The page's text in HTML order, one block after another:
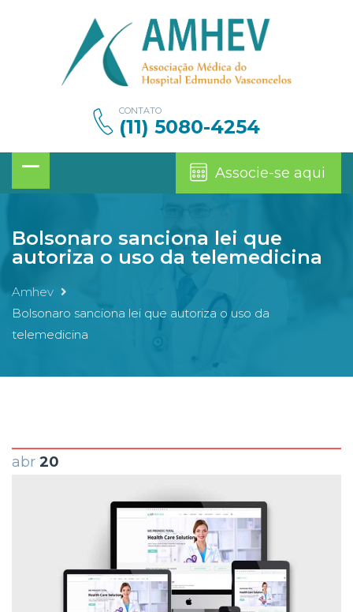
CONTATO
(11) 5080-4254
Associe-se aqui
Bolsonaro sanciona lei que
autoriza o uso da telemedicina
Amhev
Bolsonaro sanciona lei que autoriza o uso da
telemedicina
abr 20